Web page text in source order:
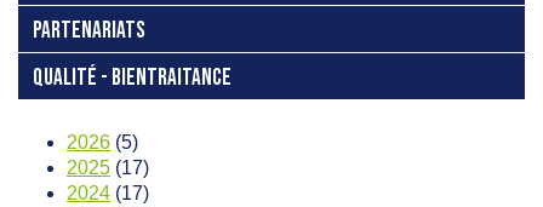
PARTENARIATS
QUALITÉ - BIENTRAITANCE
2026 (5)
2025 (17)
2024 (17)